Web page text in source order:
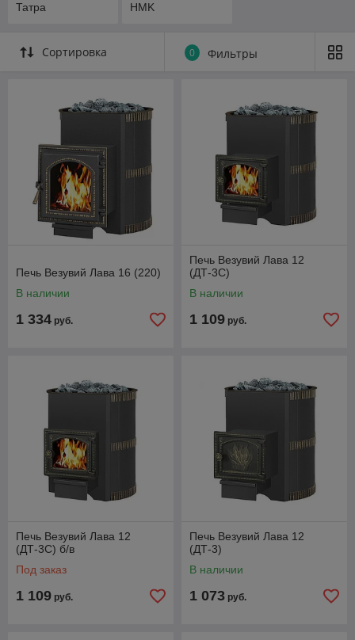
Татра HMK
Сортировка 0 Фильтры
Печь Везувий Лава 16 (220)
В наличии
1 334 руб.
Печь Везувий Лава 12
(ДТ-3С)
В наличии
1 109 руб.
Печь Везувий Лава 12
(ДТ-3С) б/в
Под заказ
1 109 руб.
Печь Везувий Лава 12
(ДТ-3)
В наличии
1 073 руб.